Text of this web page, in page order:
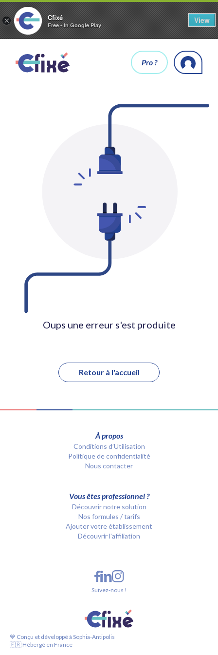
× Cfixé
Free - In Google Play
View
Pro ?
Oups une erreur s'est produite
Retour à l'accueil
À propos
Conditions d’Utilisation
Politique de confidentialité
Nous contacter
Vous êtes professionnel ?
Découvrir notre solution
Nos formules / tarifs
Ajouter votre établissement
Découvrir l'affiliation
💙 Conçu et développé à Sophia-Antipolis
🇫🇷 Hébergé en France
Suivez-nous !